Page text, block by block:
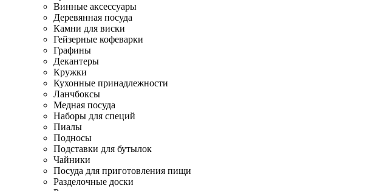
Винные аксессуары
Деревянная посуда
Камни для виски
Гейзерные кофеварки
Графины
Декантеры
Кружки
Кухонные принадлежности
Ланчбоксы
Медная посуда
Наборы для специй
Пиалы
Подносы
Подставки для бутылок
Чайники
Посуда для приготовления пищи
Разделочные доски